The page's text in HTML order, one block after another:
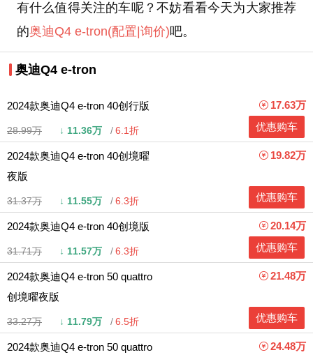
有什么值得关注的车呢？不妨看看今天为大家推荐
的奥迪Q4 e-tron(配置 |询价)吧。
奥迪Q4 e-tron
2024款奥迪Q4 e-tron 40创行版
28.99万 ↓ 11.36万 6.1折
17.63万
优惠购车
2024款奥迪Q4 e-tron 40创境曜
夜版
31.37万 ↓ 11.55万 6.3折
19.82万
优惠购车
2024款奥迪Q4 e-tron 40创境版
31.71万 ↓ 11.57万 6.3折
20.14万
优惠购车
2024款奥迪Q4 e-tron 50 quattro
创境曜夜版
33.27万 ↓ 11.79万 6.5折
21.48万
优惠购车
2024款奥迪Q4 e-tron 50 quattro
24.48万